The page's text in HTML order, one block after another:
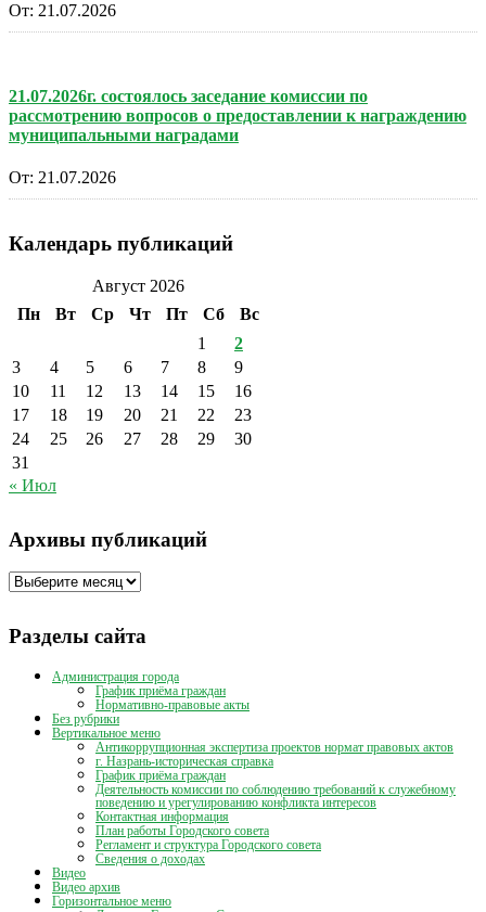
От: 21.07.2026
21.07.2026г. состоялось заседание комиссии по
рассмотрению вопросов о предоставлении к награждению
муниципальными наградами
От: 21.07.2026
Календарь публикаций
Август 2026
Пн
Вт Ср Чт Пт Сб
Вс
1
2
3
4 5 6 7 8
9
10
11 12 13 14 15
16
17
18 19 20 21 22
23
24
25 26 27 28 29
30
31
« Июл
Архивы публикаций
Архивы
Разделы сайта
Администрация города
График приёма граждан
Нормативно-правовые акты
Без рубрики
Вертикальное меню
Антикоррупционная экспертиза проектов нормат правовых актов
г. Назрань-историческая справка
График приёма граждан
Деятельность комиссии по соблюдению требований к служебному
поведению и урегулированию конфликта интересов
Контактная информация
План работы Городского совета
Регламент и структура Городского совета
Сведения о доходах
Видео
Видео архив
Горизонтальное меню